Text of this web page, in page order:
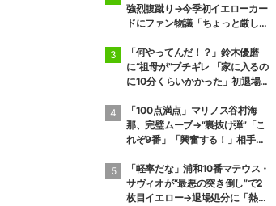
た」
強烈腹蹴り→今季初イエローカー
ドにファン物議「ちょっと厳しい
れる」
「何やってんだ！？」鈴木優磨
に“祖母が”ブチギレ 「家に入るの
に10分くらいかかった」初退場の
「100点満点」マリノス谷村海
那、完璧ムーブ→“裏抜け弾”「こ
れぞ9番」「興奮する！」相手守
出し”
「軽率だな」浦和10番マテウス・
サヴィオが“最悪の突き倒し”で2
枚目イエロー→退場処分に「熱い